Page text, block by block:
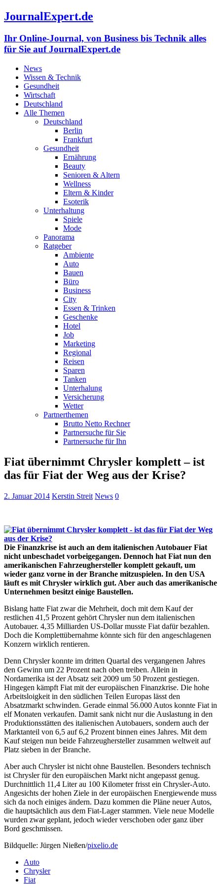
JournalExpert.de
Ihr Online-Journal, von Business bis Technik alles
für Sie auf JournalExpert.de
News
Wissen & Technik
Gesundheit
Wirtschaft
Deutschland
Alle Themen
Deutschland
Berlin
Frankfurt
Gesundheit
Ernährung
Beauty
Senioren & Altern
Wellness
Eltern & Kinder
Esoterik
Unterhaltung
Spiele
Mode
Panorama
Ratgeber
Ambiente
Auto
Bauen
Büro
Business
City
Essen & Trinken
Geschenke
Hotel
Job
Marketing
Regional
Reisen
Sparen
Tanken
Unterhalung
Versicherung
Wetter
Partnerthemen
Brutto Netto Rechner
Partnersuche für Sie
Partnersuche für Ihn
Fiat übernimmt Chrysler komplett – ist
das für Fiat der Weg aus der Krise?
2. Januar 2014 Kerstin Streit News 0
Die Finanzkrise ist auch an dem italienischen Autobauer Fiat
nicht unbeschadet vorbeigegangen. Dennoch hat Fiat nun den
amerikanischen Fahrzeughersteller komplett gekauft, um
wieder ganz vorne in der Branche mitzuspielen. In den USA
läuft es mit Chrysler wirklich gut. Aber auch das amerikanische
Unternehmen besitzt einige Baustellen.
Bislang hatte Fiat zwar die Mehrheit, doch mit dem Kauf der
restlichen 41,5 Prozent gehört Chrysler nun dem italienischen
Autobauer. 4,35 Milliarden US-Dollar musste Fiat dafür bezahlen.
Doch die Komplettübernahme könnte sich für den angeschlagenen
Konzern wirklich rentieren.
Denn Chrysler konnte im dritten Quartal des vergangenen Jahres
den Gewinn um 22 Prozent nach oben treiben. Allein in
Nordamerika ist der Absatz seit 2009 um 50 Prozent gestiegen.
Hingegen kämpft Fiat mit der europäischen Finanzkrise. Die hohe
Arbeitsloigkeit in den südlichen Teilen Europas lässt den
Absatzmarkt schwinden. Gerade einmal 56.000 Autos konnte Fiat in
elf Monaten verkaufen. Damit sank nicht nur die Auslastung in den
Produktionsstätten des italienischen Autobauers, sondern auch der
Marktanteil von 6,5 auf 6,2 Prozent binnen eines Jahres. Mit dem
Kauf steigen nun beide Fahrzeughersteller zusammen weltweit auf
Platz sieben in der Branche.
Aber auch Chrysler ist nicht ohne Baustellen. Besonders technisch
ist Chrysler für den europäischen Markt nicht angepasst genug.
Durchnittlich 11,4 Liter au 100 Kilometer frisst ein Chrysler-Auto.
Angesichts der hohen Ziele in der europäischen Energiewende muss
sich da noch einiges ändern. Dazu kommen die Pläne neuer Autos,
die hauptsächlich aus dem Fiat-Lager stammen. Viele neue Modelle
wurden zwar geplant, jedoch wieder verschoben oder ganz über
Bord geschmissen.
Bildquelle: Jürgen Nießen/pixelio.de
Auto
Chrysler
Fiat